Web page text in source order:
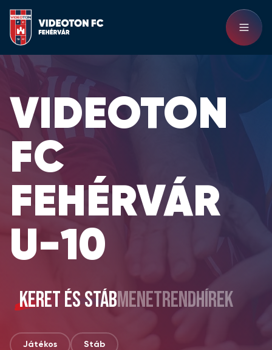
VIDEOTON
FC
FEHÉRVÁR
U-10
KERET ÉS STÁBMENETRENDHÍREK
Játékos Stáb